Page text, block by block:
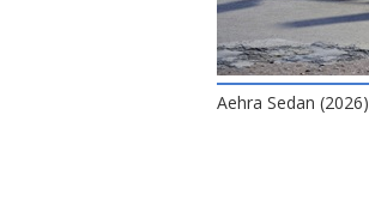
Aehra Sedan (2026)